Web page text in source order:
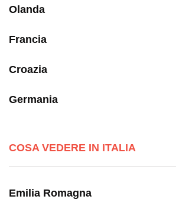
Olanda
Francia
Croazia
Germania
COSA VEDERE IN ITALIA
Emilia Romagna